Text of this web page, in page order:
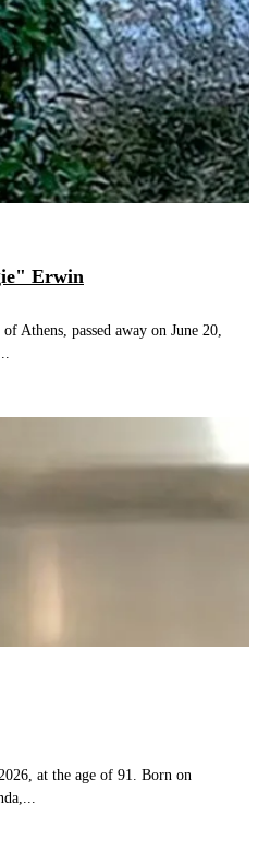
un avis
Erwin
Athens, passed away on June 20,
at the age of 91. Born on